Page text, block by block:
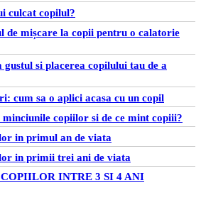
culcat copilul?
de mișcare la copii pentru o calatorie
si placerea copilului tau de a
cum sa o aplici acasa cu un copil
copiilor si de ce mint copiii?
in primul an de viata
in primii trei ani de viata
INTRE 3 SI 4 ANI